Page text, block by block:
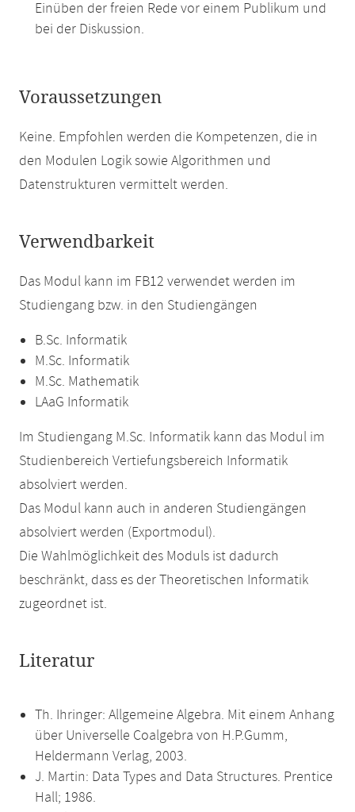
Einüben der freien Rede vor einem Publikum und
bei der Diskussion.
Voraussetzungen
Keine. Empfohlen werden die Kompetenzen, die in
den Modulen Logik sowie Algorithmen und
Datenstrukturen vermittelt werden.
Verwendbarkeit
Das Modul kann im FB12 verwendet werden im
Studiengang bzw. in den Studiengängen
B.Sc. Informatik
M.Sc. Informatik
M.Sc. Mathematik
LAaG Informatik
Im Studiengang M.Sc. Informatik kann das Modul im
Studienbereich Vertiefungsbereich Informatik
absolviert werden.
Das Modul kann auch in anderen Studiengängen
absolviert werden (Exportmodul).
Die Wahlmöglichkeit des Moduls ist dadurch
beschränkt, dass es der Theoretischen Informatik
zugeordnet ist.
Literatur
Th. Ihringer: Allgemeine Algebra. Mit einem Anhang
über Universelle Coalgebra von H.P.Gumm,
Heldermann Verlag, 2003.
J. Martin: Data Types and Data Structures. Prentice
Hall; 1986.